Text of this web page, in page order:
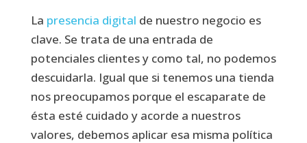
La presencia digital de nuestro negocio es
clave. Se trata de una entrada de
potenciales clientes y como tal, no podemos
descuidarla. Igual que si tenemos una tienda
nos preocupamos porque el escaparate de
ésta esté cuidado y acorde a nuestros
valores, debemos aplicar esa misma política